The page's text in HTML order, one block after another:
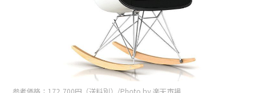
参考価格：172,700円（送料別）/Photo by 楽天市場